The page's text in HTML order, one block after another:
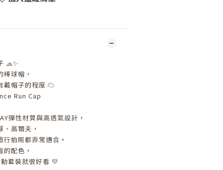
🧢✨
球帽，
戴帽子的程度 ☁️
Run Cap
彈性材質與高透氣設計，
高爾夫，
拍照都非常適合。
配色，
套裝就很好看 💛